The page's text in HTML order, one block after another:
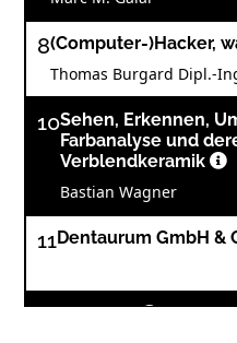
8(Computer-)Hacker,
Thomas Burgard Dipl.-
10Sehen, Erkennen,
Farbanalyse und
Verblendkeramik
Bastian Wagner
11Dentaurum GmbH &